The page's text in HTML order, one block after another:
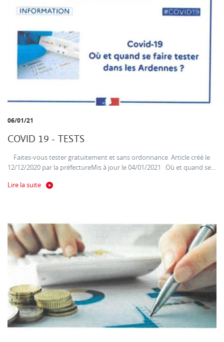
06/01/21
COVID 19 - TESTS
Faites-vous tester gratuitement et sans ordonnance Article créé le
12/12/2020 par la préfectureMis à jour le 04/01/2021 Où et quand se...
Lire la suite